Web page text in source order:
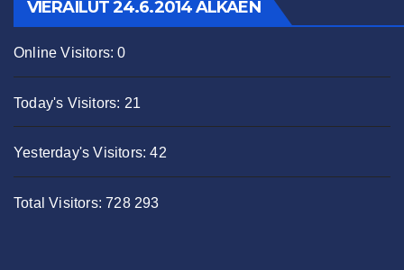
VIERAILUT 24.6.2014 ALKAEN
Online Visitors:0
Today's Visitors: 21
Yesterday's Visitors:42
Total Visitors:728 293